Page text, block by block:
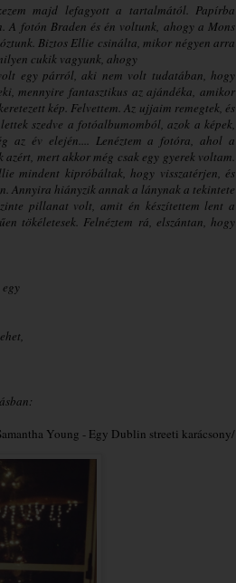
majd lefagyott a tartalmától. Papírba
A fotón Braden és én voltunk, ahogy a Mons
Biztos Ellie csinálta, mikor négyen arra
cukik vagyunk, ahogy
egy párról, aki nem volt tudatában, hogy
mennyire fantasztikus az ajándéka, amikor
kép. Felvettem. Az ujjaim remegtek, és
szedve a fotóalbumomból, azok a képek,
az év elején.... Lenéztem a fotóra, ahol a
mert akkor még csak egy gyerek voltam.
mindent kipróbáltak, hogy visszatérjen, és
Annyira hiányzik annak a lánynak a tekintete
pillanat volt, amit én készítettem lent a
tökéletesek. Felnéztem rá, elszántan, hogy
Young - Egy Dublin streeti karácsony/